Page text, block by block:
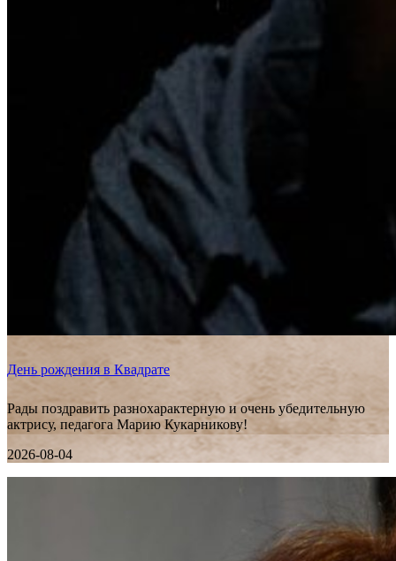
День рождения в Квадрате
Рады поздравить разнохарактерную и очень убедительную
актрису, педагога Марию Кукарникову!
2026-08-04